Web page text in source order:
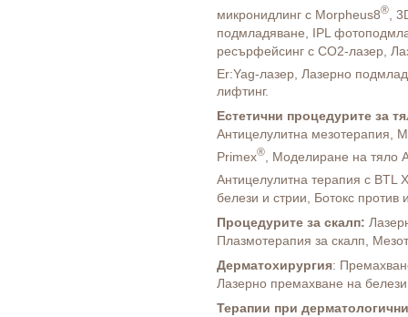
микронидлинг с Morpheus8®
,
подмладяване, IPL
ресърфейсинг с СО2-лазер,
Er:Yag-лазер, Лaзерно
лифтинг.
Естетични процедурите за
Антицелулитна мезотерапия,
Primex®
, Моделиране на тяло
Антицелулитна терапия с BTL
белези и стрии, Ботокс против
Процедурите за скалп:
Плазмотерапия за скалп,
Дерматохирургия:
Лазерно премахване на
Терапии при